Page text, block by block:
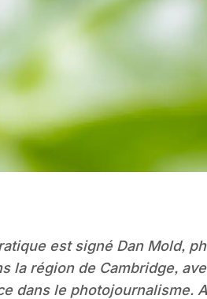
est signé Dan Mold,
la région de Cambridge,
dans le photojournalisme.